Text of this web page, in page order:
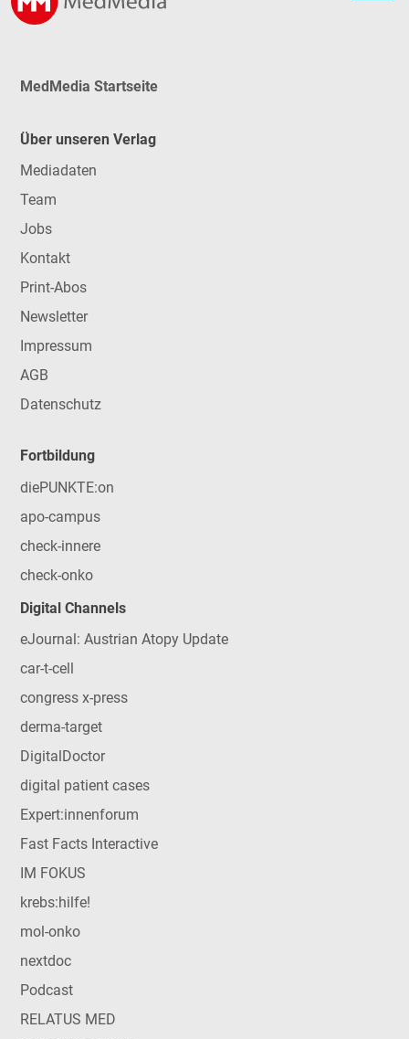
MedMedia Startseite
Über unseren Verlag
Mediadaten
Team
Jobs
Kontakt
Print-Abos
Newsletter
Impressum
AGB
Datenschutz
Fortbildung
diePUNKTE:on
apo-campus
check-innere
check-onko
Digital Channels
eJournal: Austrian Atopy Update
car-t-cell
congress x-press
derma-target
DigitalDoctor
digital patient cases
Expert:innenforum
Fast Facts Interactive
IM FOKUS
krebs:hilfe!
mol-onko
nextdoc
Podcast
RELATUS MED